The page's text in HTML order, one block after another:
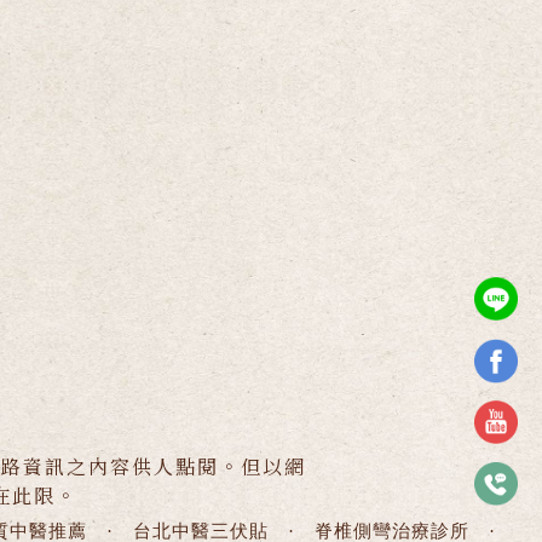
資訊之內容供人點閱。但以網
限。
中醫推薦· 台北中醫三伏貼 · 脊椎側彎治療診所 ·